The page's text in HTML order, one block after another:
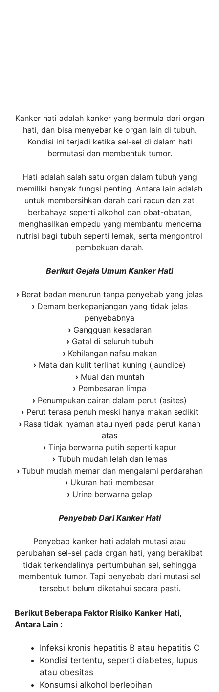
Kanker hati adalah kanker yang bermula dari organ
hati, dan bisa menyebar ke organ lain di tubuh.
Kondisi ini terjadi ketika sel-sel di dalam hati
bermutasi dan membentuk tumor.
Hati adalah salah satu organ dalam tubuh yang
memiliki banyak fungsi penting. Antara lain adalah
untuk membersihkan darah dari racun dan zat
berbahaya seperti alkohol dan obat-obatan,
menghasilkan empedu yang membantu mencerna
nutrisi bagi tubuh seperti lemak, serta mengontrol
pembekuan darah.
Berikut Gejala Umum Kanker Hati
› Berat badan menurun tanpa penyebab yang jelas
›Demam berkepanjangan yang tidak jelas
penyebabnya
›Gangguan kesadaran
›Gatal di seluruh tubuh
›Kehilangan nafsu makan
› Mata dan kulit terlihat kuning (jaundice)
›Mual dan muntah
› Pembesaran limpa
› Penumpukan cairan dalam perut (asites)
›Perut terasa penuh meski hanya makan sedikit
› Rasa tidak nyaman atau nyeri pada perut kanan
atas
› Tinja berwarna putih seperti kapur
›Tubuh mudah lelah dan lemas
›Tubuh mudah memar dan mengalami perdarahan
› Ukuran hati membesar
› Urine berwarna gelap
Penyebab Dari Kanker Hati
Penyebab kanker hati adalah mutasi atau
perubahan sel-sel pada organ hati, yang berakibat
tidak terkendalinya pertumbuhan sel, sehingga
membentuk tumor. Tapi penyebab dari mutasi sel
tersebut belum diketahui secara pasti.
Berikut Beberapa Faktor Risiko Kanker Hati,
Antara Lain :
Infeksi kronis hepatitis B atau hepatitis C
Kondisi tertentu, seperti diabetes, lupus
atau obesitas
Konsumsi alkohol berlebihan